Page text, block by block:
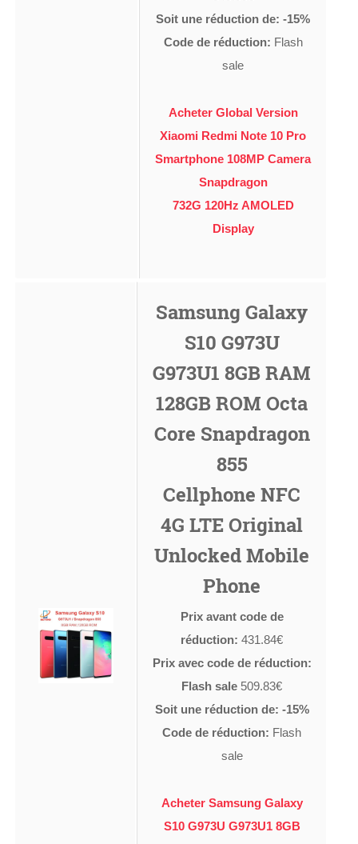
Soit une réduction de: -15%
Code de réduction: Flash
sale
Acheter Global Version
Xiaomi Redmi Note 10 Pro
Smartphone 108MP Camera
Snapdragon
732G 120Hz AMOLED
Display
Samsung Galaxy
S10 G973U
G973U1 8GB RAM
128GB ROM Octa
Core Snapdragon
855
Cellphone NFC
4G LTE Original
Unlocked Mobile
Phone
Prix avant code de
réduction: 431.84€
Prix avec code de réduction:
Flash sale 509.83€
Soit une réduction de: -15%
Code de réduction: Flash
sale
Acheter Samsung Galaxy
S10 G973U G973U1 8GB